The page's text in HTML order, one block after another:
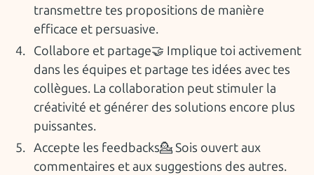
transmettre tes propositions de manière
efficace et persuasive.
Collabore et partage🤝 Implique toi activement
dans les équipes et partage tes idées avec tes
collègues. La collaboration peut stimuler la
créativité et générer des solutions encore plus
puissantes.
Accepte les feedbacks💁 Sois ouvert aux
commentaires et aux suggestions des autres.